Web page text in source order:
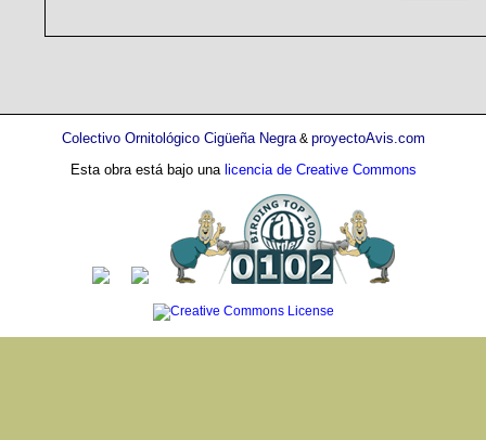
Colectivo Ornitológico Cigüeña Negra& proyectoAvis.com
Esta obra está bajo una licencia de Creative Commons